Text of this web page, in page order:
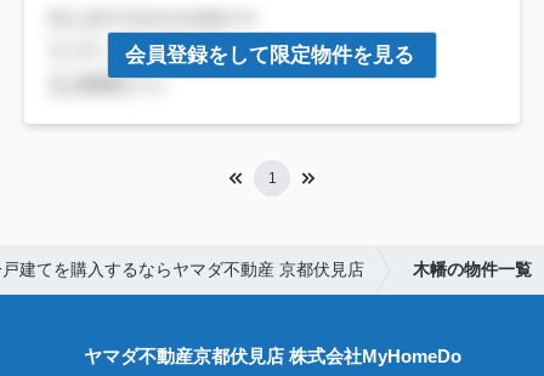
会員登録をして限定物件を見る
1
建てを購入するならヤマダ不動産 京都伏見店 木幡の物件一覧
ヤマダ不動産京都伏見店 株式会社MyHomeDo